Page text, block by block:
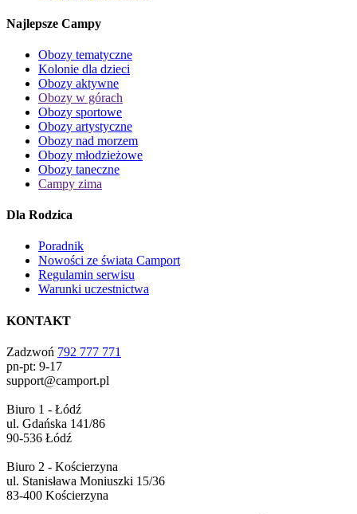
Najlepsze Campy
Obozy tematyczne
Kolonie dla dzieci
Obozy aktywne
Obozy w górach
Obozy sportowe
Obozy artystyczne
Obozy nad morzem
Obozy młodzieżowe
Obozy taneczne
Campy zima
Dla Rodzica
Poradnik
Nowości ze świata Camport
Regulamin serwisu
Warunki uczestnictwa
KONTAKT
Zadzwoń 792 777 771
pn-pt: 9-17
support@camport.pl
Biuro 1 - Łódź
ul. Gdańska 141/86
90-536 Łódź
Biuro 2 - Kościerzyna
ul. Stanisława Moniuszki 15/36
83-400 Kościerzyna